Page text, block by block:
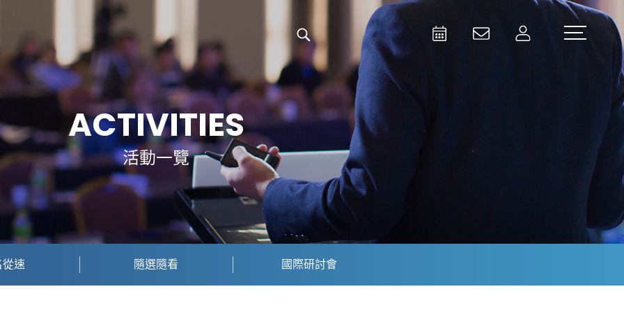
Activities
Contact Us
Member
Aerospace | Defense | Security
Broadcast and Media
ACTIVITIES
活動一覽
速 隨選隨看 國際研討會